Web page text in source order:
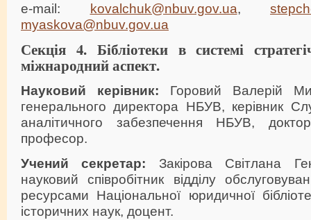
e-mail: kovalchuk@nbuv.gov.ua,
myaskova@nbuv.gov.ua
Секція 4. Бібліотеки в системі
міжнародний аспект.
Науковий керівник: Горовий Валерій
генерального директора НБУВ, керівник
аналітичного забезпечення НБУВ,
професор.
Учений секретар: Закірова Світлана
науковий співробітник відділу
ресурсами Національної юридичної
історичних наук, доцент.